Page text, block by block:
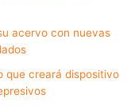
acervo con nuevas
que creará dispositivo